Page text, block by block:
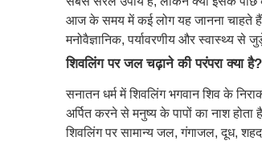
आज के समय में कई लोग यह जानना चाहते
मनोवैज्ञानिक, पर्यावरणीय और स्वास्थ्य से
शिवलिंग पर जल चढ़ाने की परंपरा क्या है?
सनातन धर्म में शिवलिंग भगवान शिव के
अर्पित करने से मनुष्य के पापों का नाश
शिवलिंग पर सामान्य जल, गंगाजल, दूध,